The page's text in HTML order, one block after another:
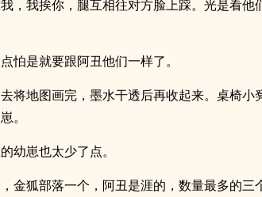
，我挨你，腿互相往对方脸上踩。光是看他
怕是就要跟阿丑他们一样了。
将地图画完，墨水干透后再收起来。桌椅小
。
幼崽也太少了点。
金狐部落一个，阿丑是涯的，数量最多的三